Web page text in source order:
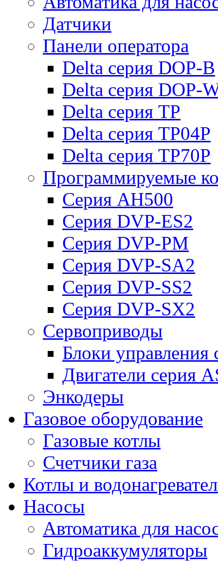
Датчики
Панели оператора
Delta серия DOP-B
Delta серия DOP-
Delta серия TP
Delta серия TP04P
Delta серия TP70P
Программируемые
Серия AH500
Серия DVP-ES2
Серия DVP-PM
Серия DVP-SA2
Серия DVP-SS2
Серия DVP-SX2
Сервоприводы
Блоки
Двигатели серия
Энкодеры
Газовое оборудование
Газовые котлы
Счетчики газа
Котлы и
Насосы
Автоматика для
Гидроаккумуляторы